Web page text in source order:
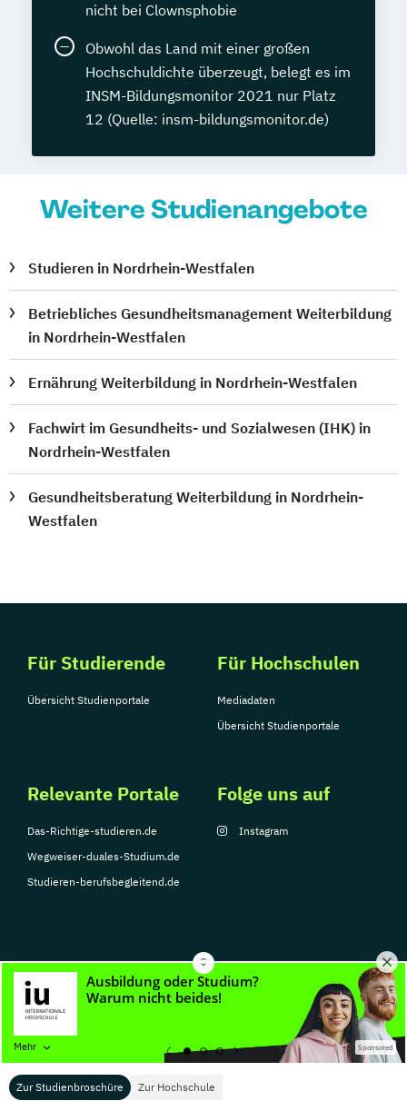
Zur Studienbroschüre Zur Hochschule
Mehr Sponsored
nicht bei Clownsphobie
Obwohl das Land mit einer großen
Hochschuldichte überzeugt, belegt es im
INSM-Bildungsmonitor 2021 nur Platz
12 (Quelle: insm-bildungsmonitor.de)
Weitere Studienangebote
Studieren in Nordrhein-Westfalen
Betriebliches Gesundheitsmanagement Weiterbildung
in Nordrhein-Westfalen
Ernährung Weiterbildung in Nordrhein-Westfalen
Fachwirt im Gesundheits- und Sozialwesen (IHK) in
Nordrhein-Westfalen
Gesundheitsberatung Weiterbildung in Nordrhein-
Westfalen
Für Studierende
Übersicht Studienportale
Für Hochschulen
Mediadaten
Übersicht Studienportale
Relevante Portale
Das-Richtige-studieren.de
Wegweiser-duales-Studium.de
Studieren-berufsbegleitend.de
Folge uns auf
Instagram
© Copyright 2026, TarGroup Media GmbH
Nutzungsbedingungen